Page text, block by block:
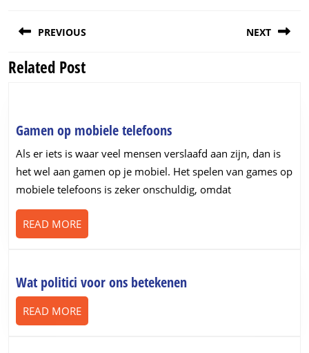
navigation
PREVIOUS
Previous
NEXT
Related Post
Gamen op mobiele telefoonsGamen
mobiele
telefoons
Als er iets is waar veel mensen verslaafd aan zijn, dan is
het wel aan gamen op je mobiel. Het spelen van games op
mobiele telefoons is zeker onschuldig, omdat
READ MOREREAD
MORE
Wat politici voor ons betekenenWat
READ MOREREAD
MORE